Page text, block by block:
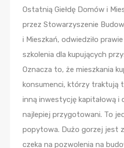
Ostatnią Giełdę Domów i
przez Stowarzyszenie
i Mieszkań, odwiedziło
szkolenia dla kupujących
Oznacza to, że mieszkania
konsumenci, którzy traktują
inną inwestycję kapitałową i
najlepiej przygotowani. To
popytowa. Dużo gorzej jest
czeka na pozwolenia na